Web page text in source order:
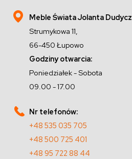
Meble Świata Jolanta Dudycz
Strumykowa 11,
66-450 Łupowo
Godziny otwarcia:
Poniedziałek - Sobota
09.00 - 17.00
Nr telefonów:
+48 535 035 705
+48 500 725 401
+48 95 722 88 44